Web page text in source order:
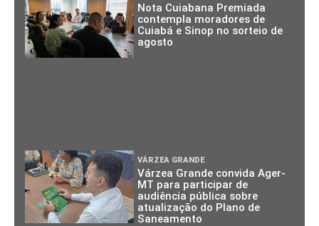
Nota Cuiabana Premiada
contempla moradores de
Cuiabá e Sinop no sorteio de
agosto
VÁRZEA GRANDE
Várzea Grande convida Ager-
MT para participar de
audiência pública sobre
atualização do Plano de
Saneamento